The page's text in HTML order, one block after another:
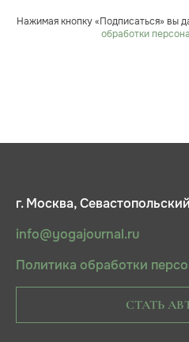
Нажимая кнопку «Подписаться» вы
обработки
г. Москва,
info@yogajournal.ru
Политика обработки
СТАТЬ